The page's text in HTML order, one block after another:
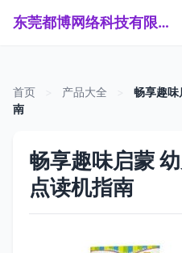
东莞都博网络科技有限公司
首页 产品大全
畅享趣味
南
畅享趣味启蒙
点读机指南